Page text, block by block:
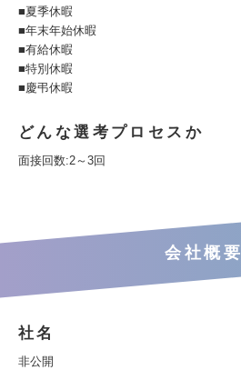
■夏季休暇
■年末年始休暇
■有給休暇
■特別休暇
■慶弔休暇
どんな選考プロセスか
面接回数:2～3回
会社概要
社名
非公開